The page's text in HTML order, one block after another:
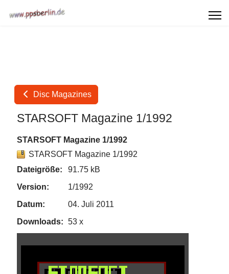
Disc Magazines
STARSOFT Magazine 1/1992
STARSOFT Magazine 1/1992
STARSOFT Magazine 1/1992
Dateigröße:
91.75 kB
Version:
1/1992
Datum:
04. Juli 2011
Downloads: 53 x